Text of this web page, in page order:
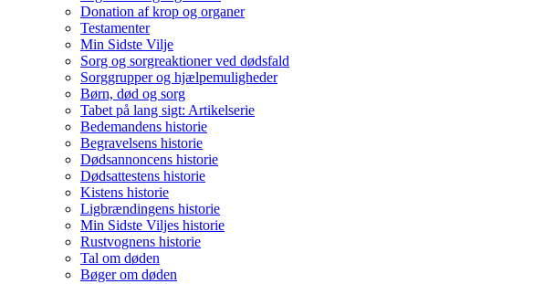
Donation af krop og organer
Testamenter
Min Sidste Vilje
Sorg og sorgreaktioner ved dødsfald
Sorggrupper og hjælpemuligheder
Børn, død og sorg
Tabet på lang sigt: Artikelserie
Bedemandens historie
Begravelsens historie
Dødsannoncens historie
Dødsattestens historie
Kistens historie
Ligbrændingens historie
Min Sidste Viljes historie
Rustvognens historie
Tal om døden
Bøger om døden